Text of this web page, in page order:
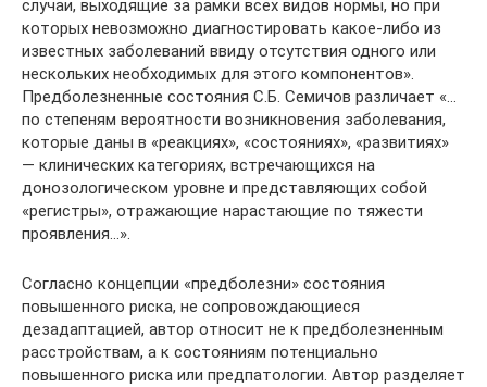
случаи, выходящие за рамки всех видов нормы, но при
которых невозможно диагностировать какое-либо из
известных заболеваний ввиду отсутствия одного или
нескольких необходимых для этого компонентов».
Предболезненные состояния С.Б. Семичов различает «…
по степеням вероятности возникновения заболевания,
которые даны в «реакциях», «состояниях», «развитиях»
— клинических категориях, встречающихся на
донозологическом уровне и представляющих собой
«регистры», отражающие нарастающие по тяжести
проявления…».
Согласно концепции «предболезни» состояния
повышенного риска, не сопровождающиеся
дезадаптацией, автор относит не к предболезненным
расстройствам, а к состояниям потенциально
повышенного риска или предпатологии. Автор разделяет